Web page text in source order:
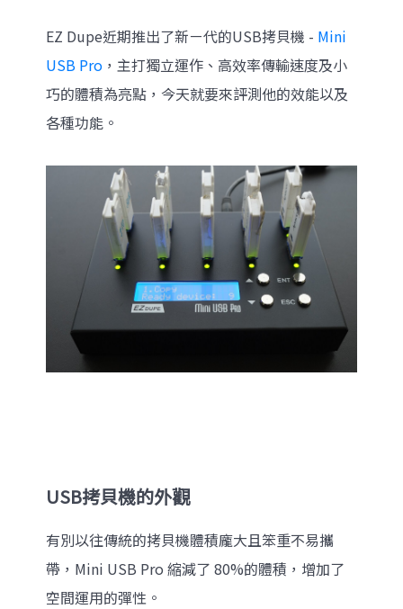
EZ Dupe近期推出了新ㄧ代的USB拷貝機 - Mini
USB Pro，主打獨立運作、高效率傳輸速度及小
巧的體積為亮點，今天就要來評測他的效能以及
各種功能。
USB拷貝機的外觀
有別以往傳統的拷貝機體積龐大且笨重不易攜
帶，Mini USB Pro 縮減了 80%的體積，增加了
空間運用的彈性。